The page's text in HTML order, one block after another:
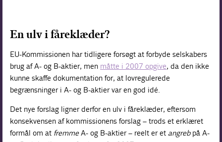
En ulv i fåreklæder?
EU-Kommissionen har tidligere forsøgt at forbyde selskabers
brug af A- og B-aktier, men måtte i 2007 opgive, da den ikke
kunne skaffe dokumentation for, at lovregulerede
begrænsninger i A- og B-aktier var en god idé.
Det nye forslag ligner derfor en ulv i fåreklæder, eftersom
konsekvensen af kommissionens forslag – trods et erklæret
formål om at fremmeA- og B-aktier – reelt er et angrebpå A-